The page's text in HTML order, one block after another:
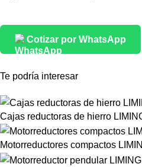
Cotizar por WhatsApp
Te podría interesar
Cajas reductoras de hierro
Motorreductores compactos